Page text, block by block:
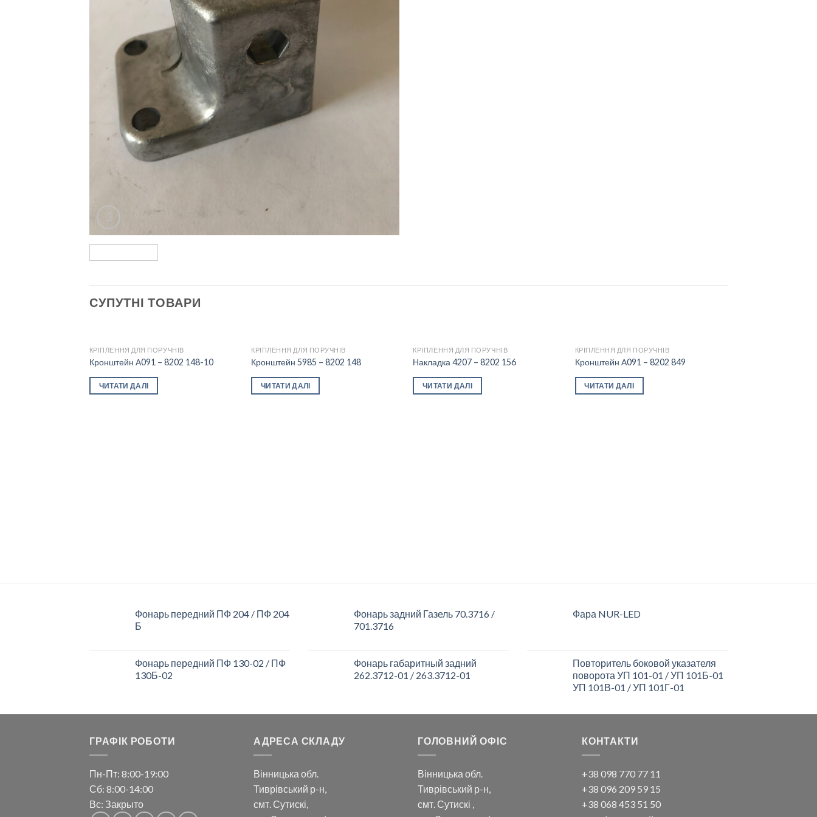
СУПУТНІ ТОВАРИ
КРІПЛЕННЯ ДЛЯ ПОРУЧНІВ
Кронштейн А091 – 8202 148-10
ЧИТАТИ ДАЛІ
КРІПЛЕННЯ ДЛЯ ПОРУЧНІВ
Кронштейн 5985 – 8202 148
ЧИТАТИ ДАЛІ
КРІПЛЕННЯ ДЛЯ ПОРУЧНІВ
Накладка 4207 – 8202 156
ЧИТАТИ ДАЛІ
КРІПЛЕННЯ ДЛЯ ПОРУЧНІВ
Кронштейн А091 – 8202 849
ЧИТАТИ ДАЛІ
Фонарь передний ПФ 204 / ПФ 204
Б
Фонарь передний ПФ 130-02 / ПФ
130Б-02
Фонарь задний Газель 70.3716 /
701.3716
Фонарь габаритный задний
262.3712-01 / 263.3712-01
Фара NUR-LED
Повторитель боковой указателя
поворота УП 101-01 / УП 101Б-01
УП 101В-01 / УП 101Г-01
ГРАФІК РОБОТИ
Пн-Пт: 8:00-19:00
Сб: 8:00-14:00
Вс: Закрыто
АДРЕСА СКЛАДУ
Вінницька обл.
Тиврівський р-н,
смт. Сутискі,
ГОЛОВНИЙ ОФІС
Вінницька обл.
Тиврівський р-н,
смт. Сутискі ,
КОНТАКТИ
+38 098 770 77 11
+38 096 209 59 15
+38 068 453 51 50